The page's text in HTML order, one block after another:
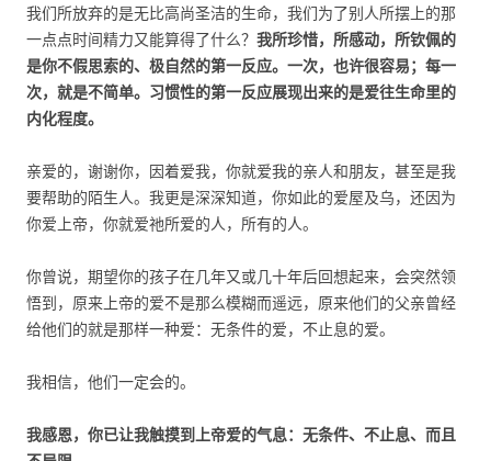
我们所放弃的是无比高尚圣洁的生命，我们为了别人所摆上的那
一点点时间精力又能算得了什么？ 我所珍惜，所感动，所钦佩的
是你不假思索的、极自然的第一反应。一次，也许很容易；每一
次，就是不简单。习惯性的第一反应展现出来的是爱往生命里的
内化程度。
亲爱的，谢谢你，因着爱我，你就爱我的亲人和朋友，甚至是我
要帮助的陌生人。我更是深深知道，你如此的爱屋及乌，还因为
你爱上帝，你就爱祂所爱的人，所有的人。
你曾说，期望你的孩子在几年又或几十年后回想起来，会突然领
悟到，原来上帝的爱不是那么模糊而遥远，原来他们的父亲曾经
给他们的就是那样一种爱：无条件的爱，不止息的爱。
我相信，他们一定会的。
我感恩，你已让我触摸到上帝爱的气息：无条件、不止息、而且